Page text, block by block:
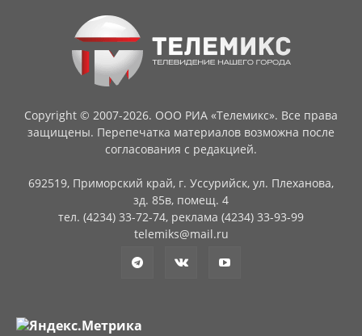
Copyright © 2007-2026. ООО РИА «Телемикс». Все права
защищены. Перепечатка материалов возможна после
согласования с редакцией.
692519, Приморский край, г. Уссурийск, ул. Плеханова,
зд. 85в, помещ. 4
тел. (4234) 33-72-74, реклама (4234) 33-93-99
telemiks@mail.ru